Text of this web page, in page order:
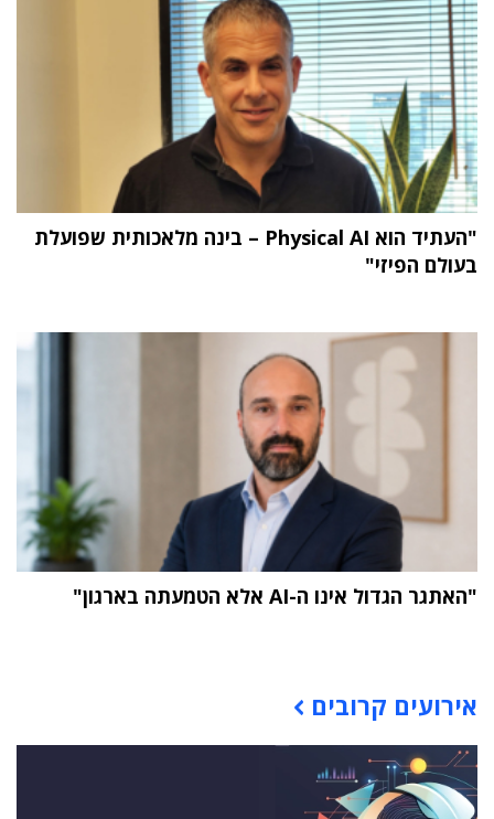
"העתיד הוא Physical AI – בינה מלאכותית שפועלת
בעולם הפיזי"
"האתגר הגדול אינו ה-AI אלא הטמעתה בארגון"
אירועים קרובים